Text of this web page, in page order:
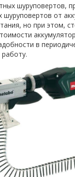
шуруповертов,
от
но при этом,
в